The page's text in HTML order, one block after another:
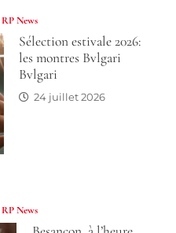
RP News
Sélection estivale 2026:
les montres Bvlgari
Bvlgari
24 juillet 2026
RP News